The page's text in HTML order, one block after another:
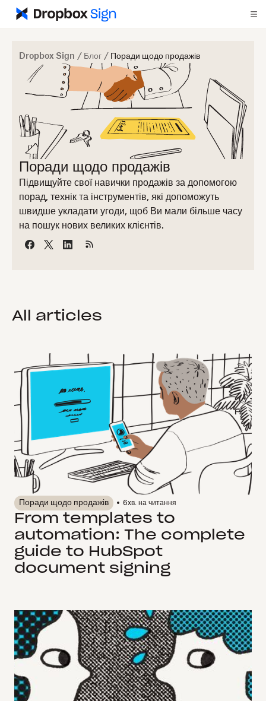
Поради щодо продажів
Підвищуйте свої навички продажів за допомогою
порад, технік та інструментів, які допоможуть
швидше укладати угоди, щоб Ви мали більше часу
на пошук нових великих клієнтів.
Dropbox Sign / Блог / Поради щодо продажів
All articles
Поради щодо продажів 6хв. на читання
From templates to
automation: The complete
guide to HubSpot
document signing